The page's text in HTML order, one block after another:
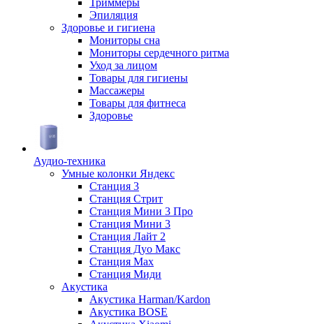
Триммеры
Эпиляция
Здоровье и гигиена
Мониторы сна
Мониторы сердечного ритма
Уход за лицом
Товары для гигиены
Массажеры
Товары для фитнеса
Здоровье
Аудио-техника
Умные колонки Яндекс
Станция 3
Станция Стрит
Станция Мини 3 Про
Станция Мини 3
Станция Лайт 2
Станция Дуо Макс
Станция Max
Станция Миди
Акустика
Акустика Harman/Kardon
Акустика BOSE